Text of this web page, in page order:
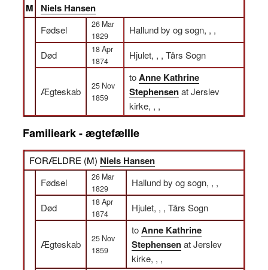
M Niels Hansen
Fødsel
26 Mar
1829
Hallund by og sogn, , ,
Død
18 Apr
1874
Hjulet, , , Tårs Sogn
Ægteskab
25 Nov
1859
toAnne Kathrine
Stephensenat Jerslev
kirke, , ,
Familieark - ægtefællle
FORÆLDRE (M) Niels Hansen
Fødsel
26 Mar
1829
Hallund by og sogn, , ,
Død
18 Apr
1874
Hjulet, , , Tårs Sogn
Ægteskab
25 Nov
1859
toAnne Kathrine
Stephensenat Jerslev
kirke, , ,